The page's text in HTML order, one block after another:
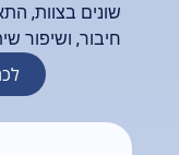
שונים בצוות,
חיבור, ושיפור